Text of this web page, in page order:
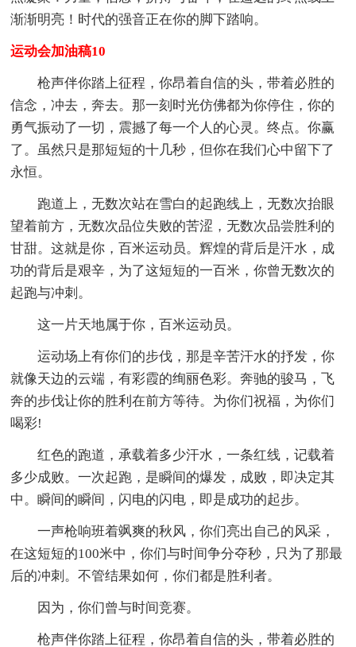
渐渐明亮！时代的强音正在你的脚下踏响。
运动会加油稿10
枪声伴你踏上征程，你昂着自信的头，带着必胜的
信念，冲去，奔去。那一刻时光仿佛都为你停住，你的
勇气振动了一切，震撼了每一个人的心灵。终点。你赢
了。虽然只是那短短的十几秒，但你在我们心中留下了
永恒。
跑道上，无数次站在雪白的起跑线上，无数次抬眼
望着前方，无数次品位失败的苦涩，无数次品尝胜利的
甘甜。这就是你，百米运动员。辉煌的背后是汗水，成
功的背后是艰辛，为了这短短的一百米，你曾无数次的
起跑与冲刺。
这一片天地属于你，百米运动员。
运动场上有你们的步伐，那是辛苦汗水的抒发，你
就像天边的云端，有彩霞的绚丽色彩。奔驰的骏马，飞
奔的步伐让你的胜利在前方等待。为你们祝福，为你们
喝彩!
红色的跑道，承载着多少汗水，一条红线，记载着
多少成败。一次起跑，是瞬间的爆发，成败，即决定其
中。瞬间的瞬间，闪电的闪电，即是成功的起步。
一声枪响班着飒爽的秋风，你们亮出自己的风采，
在这短短的100米中，你们与时间争分夺秒，只为了那最
后的冲刺。不管结果如何，你们都是胜利者。
因为，你们曾与时间竞赛。
枪声伴你踏上征程，你昂着自信的头，带着必胜的